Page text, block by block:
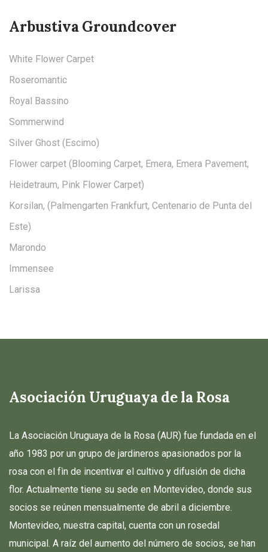
Arbustiva Groundcover
White Flower Carpet
Roseromantic
Royal Bassino
Sommerwind
Silver Ghost (Escimo)
Flower carpet (Blooming Carpet, Emera, Emera Pavement,
Heidetraum, Pink Flower Carpet)
Korsilan, (Palmengarten Frankfurt, Centenario de Punta del
Este)
Marondo
Immensee
Larissa
Asociación Uruguaya de la Rosa
La Asociación Uruguaya de la Rosa (AUR) fue fundada en el
año 1983 por un grupo de jardineros apasionados por la
rosa con el fìn de incentivar el cultivo y difusión de dicha
flor. Actualmente tiene su sede en Montevideo, donde sus
socios se reúnen mensualmente de abril a diciembre.
Montevideo, nuestra capital, cuenta con un rosedal
municipal. A raíz del aumento del número de socios, se han